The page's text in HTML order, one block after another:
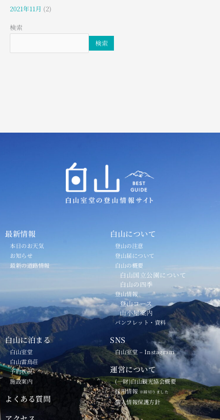
2021年11月 (2)
検索
検索
最新情報
本日のお天気
お知らせ
最新の道路情報
白山について
登山の注意
登山届について
白山の概要
白山国立公園について
白山の四季
登山情報
登山コース
山小屋案内
パンフレット・資料
白山に泊まる
白山室堂
白山雷鳥荘
予約状況
施設案内
よくある質問
SNS
白山室堂 – Instagram
運営について
(一財)白山観光協会概要
採用情報 ※締切りました
個人情報保護方針